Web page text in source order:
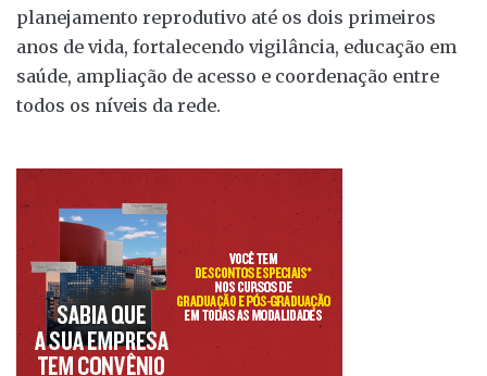
planejamento reprodutivo até os dois primeiros
anos de vida, fortalecendo vigilância, educação em
saúde, ampliação de acesso e coordenação entre
todos os níveis da rede.